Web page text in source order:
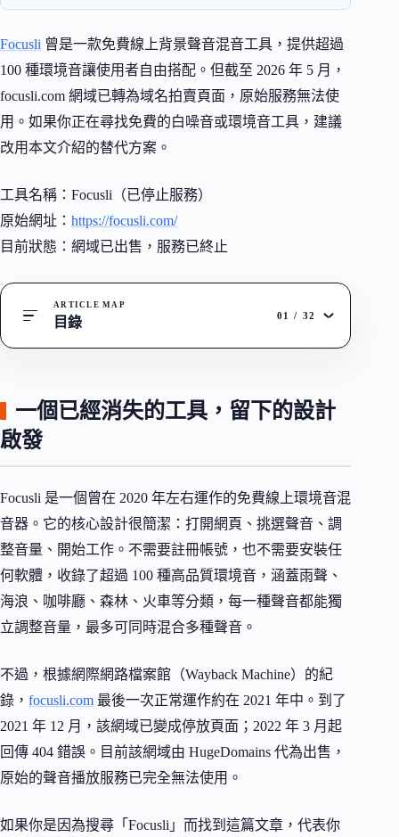
Focusli 曾是一款免費線上背景聲音混音工具，提供超過
100 種環境音讓使用者自由搭配。但截至 2026 年 5 月，
focusli.com 網域已轉為域名拍賣頁面，原始服務無法使
用。如果你正在尋找免費的白噪音或環境音工具，建議
改用本文介紹的替代方案。
工具名稱：Focusli（已停止服務）
原始網址： https://focusli.com/
目前狀態：網域已出售，服務已終止
ARTICLE MAP
目錄 01 / 32
一個已經消失的工具，留下的設計
啟發
Focusli 是一個曾在 2020 年左右運作的免費線上環境音混
音器。它的核心設計很簡潔：打開網頁、挑選聲音、調
整音量、開始工作。不需要註冊帳號，也不需要安裝任
何軟體，收錄了超過 100 種高品質環境音，涵蓋雨聲、
海浪、咖啡廳、森林、火車等分類，每一種聲音都能獨
立調整音量，最多可同時混合多種聲音。
不過，根據網際網路檔案館（Wayback Machine）的紀
錄， focusli.com 最後一次正常運作約在 2021 年中。到了
2021 年 12 月，該網域已變成停放頁面；2022 年 3 月起
回傳 404 錯誤。目前該網域由 HugeDomains 代為出售，
原始的聲音播放服務已完全無法使用。
如果你是因為搜尋「Focusli」而找到這篇文章，代表你